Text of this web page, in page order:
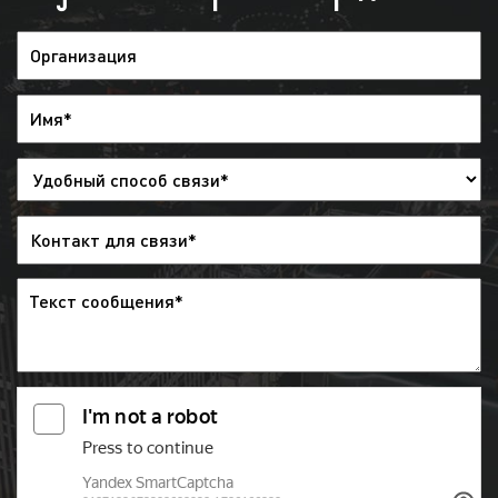
мужчины и женщины;
работающие и самозанятые;
люди разных возрастов, вкусов и убеждений;
занимающиеся спортом, ведущие активный
состоятельные и бюджетники.
Если говорить коротко, то телевидение смотрят
все. Реклама на телевидении ориентирована на
самый широкий круг людей. Вместе с тем,
телеканалы представляют разный контент,
ориентированный на различную публику.
рекламу с наибольшой эффективностью. В
решении данной задачи вам помогут специалисты
«Фасад Медиа Групп». Мы проведем анализ рынка
товаров и услуг, определим целевую аудиторию
вашего продукта, подберем подходящий